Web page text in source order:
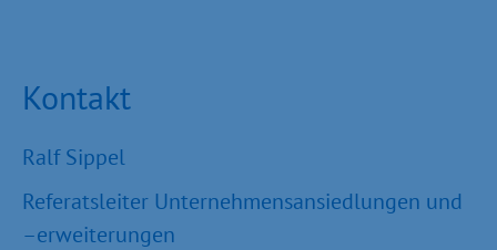
Kontakt
Ralf Sippel
Referatsleiter Unternehmensansiedlungen und
–erweiterungen